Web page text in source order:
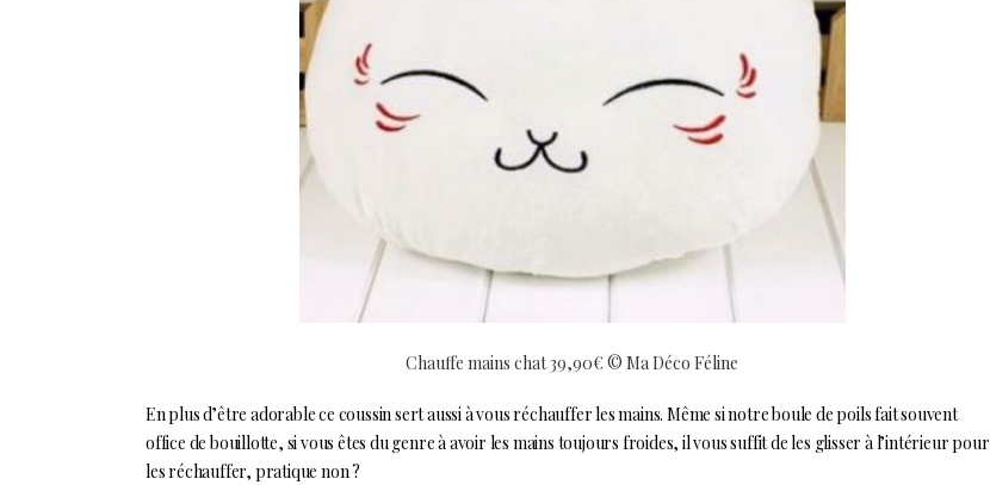
Chauffe mains chat 39,90€ © Ma Déco Féline
En plus d’être adorable ce coussin sert aussi à vous réchauffer les mains. Même si notre boule de poils fait souvent
office de bouillotte, si vous êtes du genre à avoir les mains toujours froides, il vous suffit de les glisser à l’intérieur pour
les réchauffer, pratique non ?